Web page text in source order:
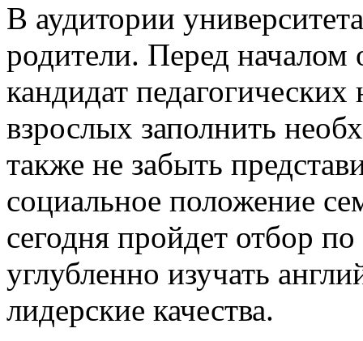
В аудитории
родители. Перед началом
кандидат
взрослых заполнить
также не забыть
социальное положение
сегодня пройдет отбор
углубленно изучать
лидерские качества.